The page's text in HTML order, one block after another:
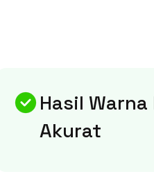
Hasil
Akurat